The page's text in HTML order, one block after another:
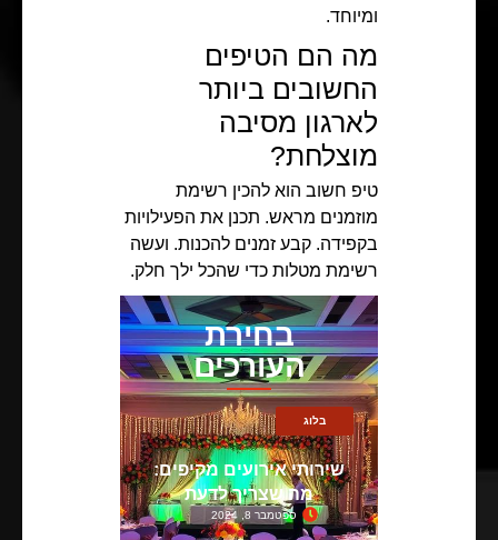
ומיוחד.
מה הם הטיפים
החשובים ביותר
לארגון מסיבה
מוצלחת?
טיפ חשוב הוא להכין רשימת
מוזמנים מראש. תכנן את הפעילויות
בקפידה. קבע זמנים להכנות. ועשה
רשימת מטלות כדי שהכל ילך חלק.
בחירת
העורכים
בלוג
שירותי אירועים מקיפים:
מה שצריך לדעת
ספטמבר 8, 2024